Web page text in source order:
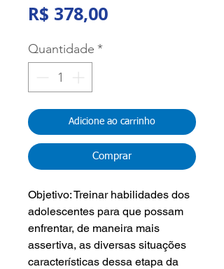
R$ 378,00Preço
Quantidade *
Adicione ao carrinho
Comprar
Objetivo: Treinar habilidades dos
adolescentes para que possam
enfrentar, de maneira mais
assertiva, as diversas situações
características dessa etapa da